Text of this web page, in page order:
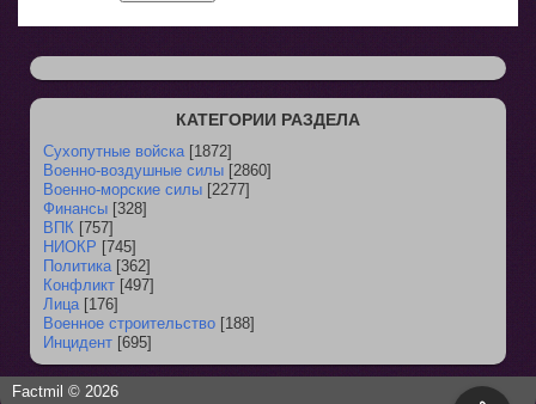
КАТЕГОРИИ РАЗДЕЛА
Сухопутные войска [1872]
Военно-воздушные силы [2860]
Военно-морские силы [2277]
Финансы [328]
ВПК [757]
НИОКР [745]
Политика [362]
Конфликт [497]
Лица [176]
Военное строительство [188]
Инцидент [695]
Factmil © 2026